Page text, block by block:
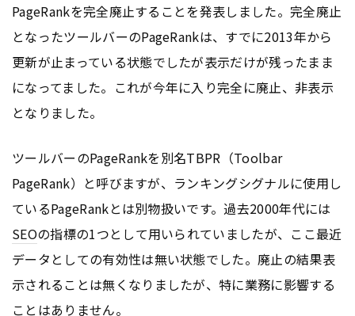
PageRankを完全廃止することを発表しました。完全廃止
となったツールバーのPageRankは、すでに2013年から
更新が止まっている状態でしたが表示だけが残ったまま
になってました。これが今年に入り完全に廃止、非表示
となりました。
ツールバーのPageRankを別名TBPR（Toolbar
PageRank）と呼びますが、ランキングシグナルに使用し
ているPageRankとは別物扱いです。過去2000年代には
SEOの指標の1つとして用いられていましたが、ここ最近
データとしての有効性は無い状態でした。廃止の結果表
示されることは無くなりましたが、特に業務に影響する
ことはありません。